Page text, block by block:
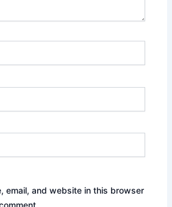
email, and website in this browser